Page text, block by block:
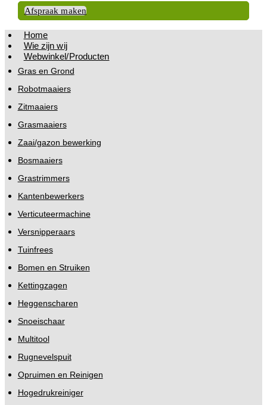
Afspraak maken
Home
Wie zijn wij
Webwinkel/Producten
Gras en Grond
Robotmaaiers
Zitmaaiers
Grasmaaiers
Zaai/gazon bewerking
Bosmaaiers
Grastrimmers
Kantenbewerkers
Verticuteermachine
Versnipperaars
Tuinfrees
Bomen en Struiken
Kettingzagen
Heggenscharen
Snoeischaar
Multitool
Rugnevelspuit
Opruimen en Reinigen
Hogedrukreiniger